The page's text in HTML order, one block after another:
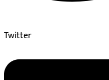
Twitter